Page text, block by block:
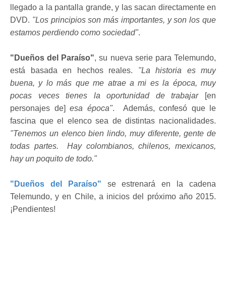
llegado a la pantalla grande, y las sacan directamente en
DVD. "Los principios son más importantes, y son los que
estamos perdiendo como sociedad".
"Dueños del Paraíso", su nueva serie para Telemundo,
está basada en hechos reales. "La historia es muy
buena, y lo más que me atrae a mi es la época, muy
pocas veces tienes la oportunidad de trabajar
[en
personajes de] esa época". Además, confesó que le
fascina que el elenco sea de distintas nacionalidades.
"Tenemos un elenco bien lindo, muy diferente, gente de
todas partes. Hay colombianos, chilenos, mexicanos,
hay un poquito de todo."
"Dueños del Paraíso" se estrenará en la cadena
Telemundo, y en Chile, a inicios del próximo año 2015.
¡Pendientes!